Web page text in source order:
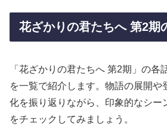
花ざかりの君たちへ 第2期
「花ざかりの君たちへ 第2期」の各
を一覧で紹介します。物語の展開や
化を振り返りながら、印象的なシー
をチェックしてみましょう。